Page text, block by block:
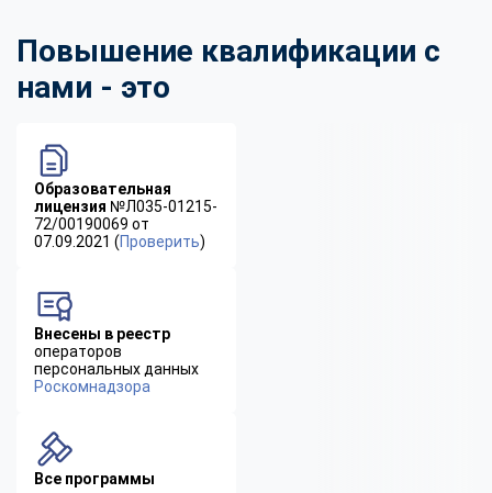
Повышение квалификации с
нами - это
Образовательная
лицензия №Л035-01215-
72/00190069 от
07.09.2021 (Проверить)
Внесены в реестр
операторов
персональных данных
Роскомнадзора
Все программы